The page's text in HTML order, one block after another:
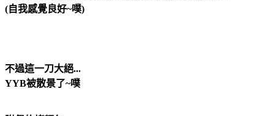
(自我感覺良好~噗)
不過這一刀大絕...
YYB被散景了~噗